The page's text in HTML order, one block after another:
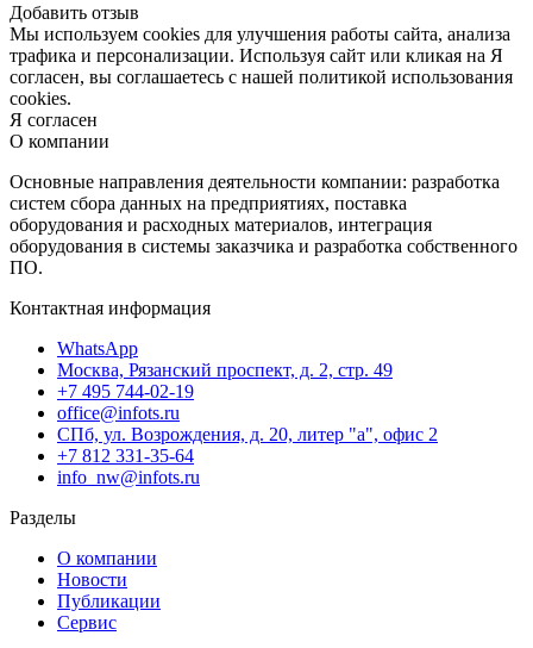
Добавить отзыв
Мы используем cookies для улучшения работы сайта, анализа
трафика и персонализации. Используя сайт или кликая на Я
согласен, вы соглашаетесь с нашей политикой использования
cookies.
Я согласен
О компании
Основные направления деятельности компании: разработка
систем сбора данных на предприятиях, поставка
оборудования и расходных материалов, интеграция
оборудования в системы заказчика и разработка собственного
ПО.
Контактная информация
WhatsApp
Москва, Рязанский проспект, д. 2, стр. 49
+7 495 744-02-19
office@infots.ru
СПб, ул. Возрождения, д. 20, литер "a", офис 2
+7 812 331-35-64
info_nw@infots.ru
Разделы
О компании
Новости
Публикации
Сервис